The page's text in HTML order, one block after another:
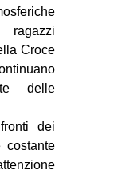
ragazzi
Croce
delle
dei